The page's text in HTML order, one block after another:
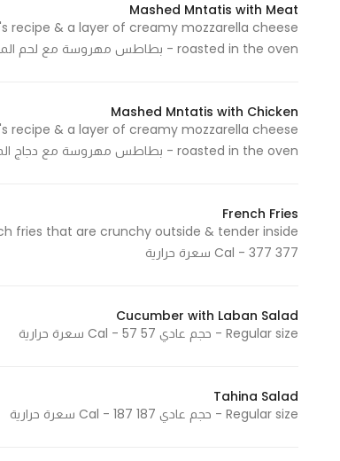
Mashed Mntatis with Meat
recipe & a layer of creamy mozzarella cheese
roasted in the oven - بطاطس مهروسة مع لحم المندي بخلطة مندوز الخاصة مع طبقة من كريمة جبنة الموزاريلا المحمرة في الفرن
Mashed Mntatis with Chicken
recipe & a layer of creamy mozzarella cheese
roasted in the oven - بطاطس مهروسة مع دجاج المندي بخلطة مندوز الخاصة مع طبقة من كريمة جبنة الموزاريلا المحمرة في الفرن
French Fries
377 Cal - 377 سعرة حرارية
Cucumber with Laban Salad
Regular size - حجم عادي 57 Cal - 57 سعرة حرارية
Tahina Salad
Regular size - حجم عادي 187 Cal - 187 سعرة حرارية